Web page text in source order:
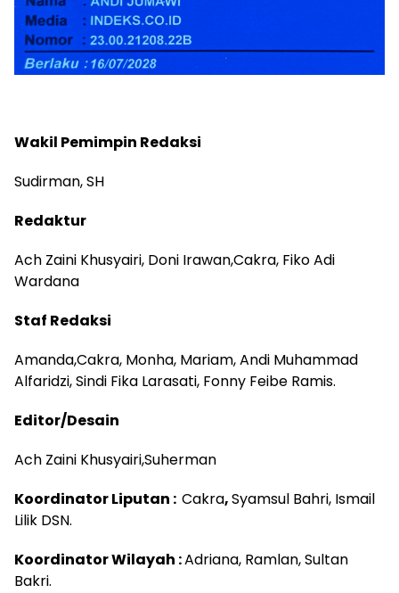
Wakil Pemimpin Redaksi
Sudirman, SH
Redaktur
Ach Zaini Khusyairi, Doni Irawan,Cakra, Fiko Adi
Wardana
Staf Redaksi
Amanda,Cakra, Monha, Mariam, Andi Muhammad
Alfaridzi, Sindi Fika Larasati, Fonny Feibe Ramis.
Editor/Desain
Ach Zaini Khusyairi,Suherman
Koordinator Liputan : Cakra,Syamsul Bahri, Ismail
Lilik DSN.
Koordinator Wilayah :Adriana, Ramlan, Sultan
Bakri.